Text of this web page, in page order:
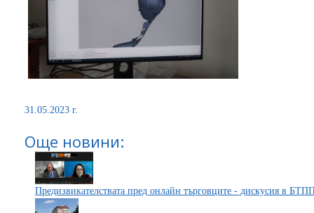
31.05.2023 г.
Още новини:
Предизвикателствата пред онлайн търговците - дискусия в